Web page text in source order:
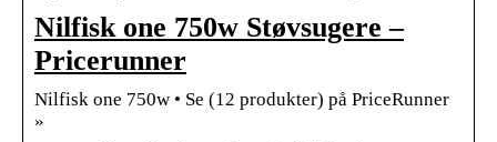
Nilfisk one 750w Støvsugere –
Pricerunner
Nilfisk one 750w • Se (12 produkter) på PriceRunner
»